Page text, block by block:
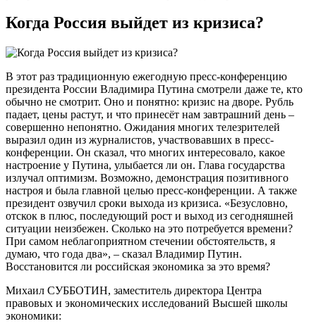
Когда Россия выйдет из кризиса?
В этот раз традиционную ежегодную пресс-конференцию
президента России Владимира Путина смотрели даже те, кто
обычно не смотрит. Оно и понятно: кризис на дворе. Рубль
падает, цены растут, и что принесёт нам завтрашний день –
совершенно непонятно. Ожидания многих телезрителей
выразил один из журналистов, участвовавших в пресс-
конференции. Он сказал, что многих интересовало, какое
настроение у Путина, улыбается ли он. Глава государства
излучал оптимизм. Возможно, демонстрация позитивного
настроя и была главной целью пресс-конференции. А также
президент озвучил сроки выхода из кризиса. «Безусловно,
отскок в плюс, последующий рост и выход из сегодняшней
ситуации неизбежен. Сколько на это потребуется времени?
При самом неблагоприятном стечении обстоятельств, я
думаю, что года два», – сказал Владимир Путин.
Восстановится ли российская экономика за это время?
Михаил СУББОТИН, заместитель директора Центра
правовых и экономических исследований Высшей школы
экономики: